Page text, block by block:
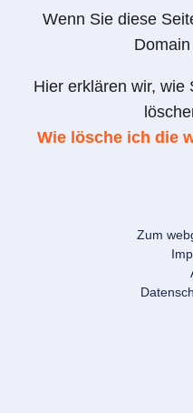
Wenn Sie diese
Hier erklären wir, wie
Wie lösche ich die
Zum